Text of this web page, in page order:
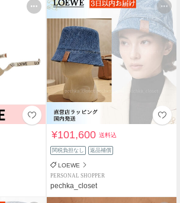
¥101,600送料込
関税負担なし 返品補償
LOEWE
PERSONAL SHOPPER
pechka_closet